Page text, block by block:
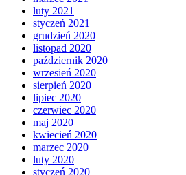
luty 2021
styczeń 2021
grudzień 2020
listopad 2020
październik 2020
wrzesień 2020
sierpień 2020
lipiec 2020
czerwiec 2020
maj 2020
kwiecień 2020
marzec 2020
luty 2020
styczeń 2020